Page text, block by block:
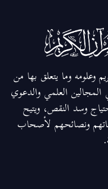
وعلومه وما يتعلق بها من
المجالين العلمي والدعوي
وسد النقص، ويتيح
ونصائحهم لأصحاب